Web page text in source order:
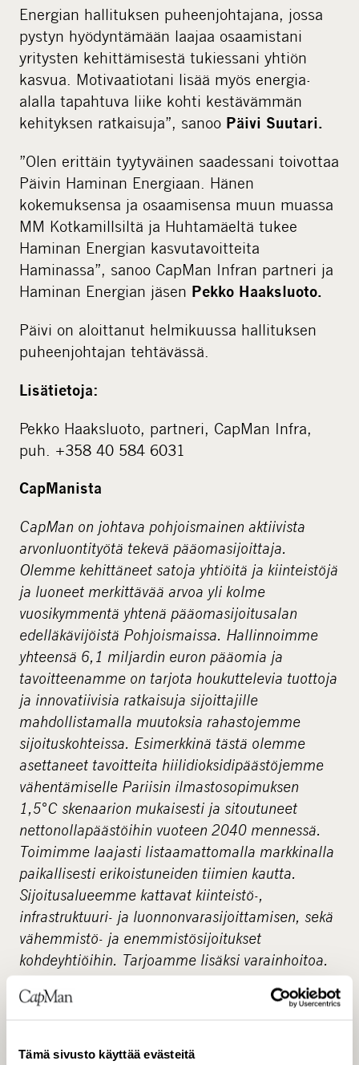
Tämä sivusto käyttää evästeitä
Energian hallituksen puheenjohtajana, jossa
pystyn hyödyntämään laajaa osaamistani
yritysten kehittämisestä tukiessani yhtiön
kasvua. Motivaatiotani lisää myös energia-
alalla tapahtuva liike kohti kestävämmän
kehityksen ratkaisuja”, sanoo Päivi Suutari.
”Olen erittäin tyytyväinen saadessani toivottaa
Päivin Haminan Energiaan. Hänen
kokemuksensa ja osaamisensa muun muassa
MM Kotkamillsiltä ja Huhtamäeltä tukee
Haminan Energian kasvutavoitteita
Haminassa”, sanoo CapMan Infran partneri ja
Haminan Energian jäsen Pekko Haaksluoto.
Päivi on aloittanut helmikuussa hallituksen
puheenjohtajan tehtävässä.
Lisätietoja:
Pekko Haaksluoto, partneri, CapMan Infra,
puh. +358 40 584 6031
CapManista
CapMan on johtava pohjoismainen aktiivista
arvonluontityötä tekevä pääomasijoittaja.
Olemme kehittäneet satoja yhtiöitä ja kiinteistöjä
ja luoneet merkittävää arvoa yli kolme
vuosikymmentä yhtenä pääomasijoitusalan
edelläkävijöistä Pohjoismaissa. Hallinnoimme
yhteensä 6,1 miljardin euron pääomia ja
tavoitteenamme on tarjota houkuttelevia tuottoja
ja innovatiivisia ratkaisuja sijoittajille
mahdollistamalla muutoksia rahastojemme
sijoituskohteissa. Esimerkkinä tästä olemme
asettaneet tavoitteita hiilidioksidipäästöjemme
vähentämiselle Pariisin ilmastosopimuksen
1,5°C skenaarion mukaisesti ja sitoutuneet
nettonollapäästöihin vuoteen 2040 mennessä.
Toimimme laajasti listaamattomalla markkinalla
paikallisesti erikoistuneiden tiimien kautta.
Sijoitusalueemme kattavat kiinteistö-,
infrastruktuuri- ja luonnonvarasijoittamisen, sekä
vähemmistö- ja enemmistösijoitukset
kohdeyhtiöihin. Tarjoamme lisäksi varainhoitoa.
CapManin palveluksessa on noin 200
ammattilaista Helsingissä, Jyväskylässä,
Lontoossa ja Luxemburgissa. Osakkeemme on